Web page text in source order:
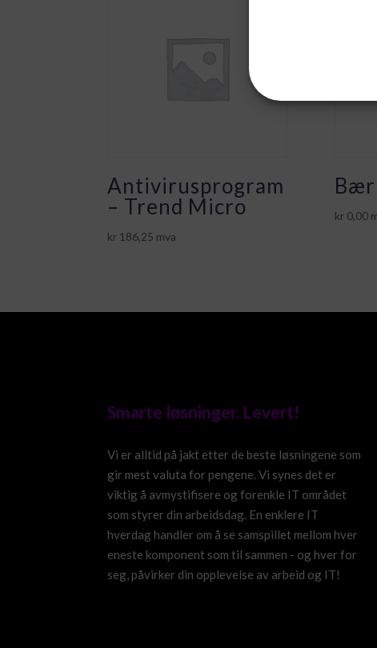
Antivirusprogram
– Trend Micro
kr 186,25 mva
kr0,00
Smarte løsninger. Levert!
Vi er alltid på jakt etter de beste løsningene som
gir mest valuta for pengene. Vi synes det er
viktig å avmystifisere og forenkle IT området
som styrer din arbeidsdag. En enklere IT
hverdag handler om å se samspillet mellom hver
eneste komponent som til sammen - og hver for
seg, påvirker din opplevelse av arbeid og IT!